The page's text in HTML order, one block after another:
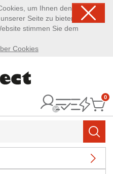
um Ihnen den
Seite zu bieten.
stimmen Sie dem
Cookies
0